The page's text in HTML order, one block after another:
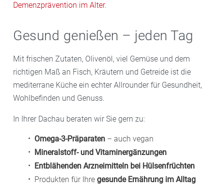
Demenzprävention im Alter.
Gesund genießen – jeden Tag
Mit frischen Zutaten, Olivenöl, viel Gemüse und dem
richtigen Maß an Fisch, Kräutern und Getreide ist die
mediterrane Küche ein echter Allrounder für Gesundheit,
Wohlbefinden und Genuss.
In Ihrer Dachau beraten wir Sie gern zu:
Omega-3-Präparaten – auch vegan
Mineralstoff- und Vitaminergänzungen
Entblähenden Arzneimitteln bei Hülsenfrüchten
Produkten für Ihre gesunde Ernährung im Alltag